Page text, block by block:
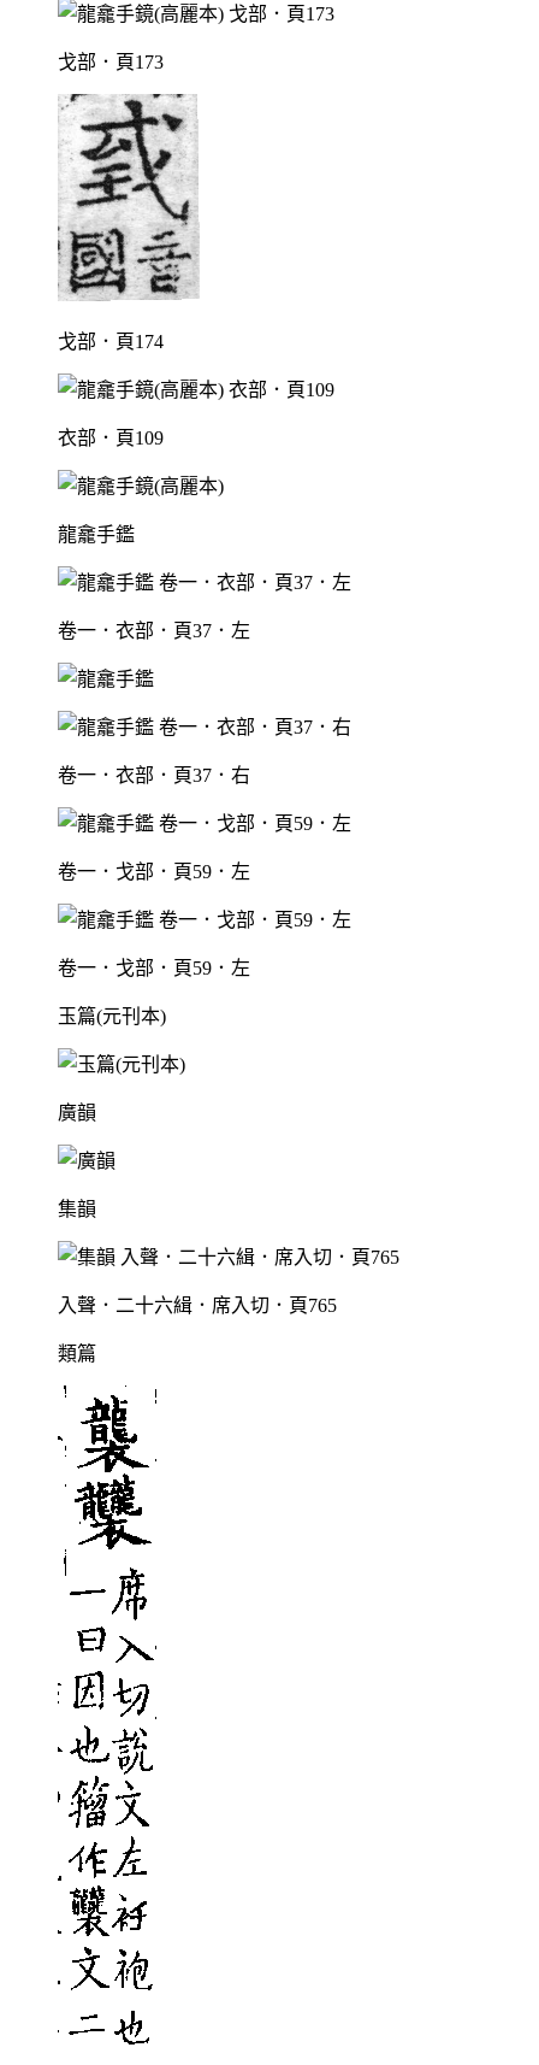
戈部．頁173
戈部．頁174
衣部．頁109
龍龕手鑑
卷一．衣部．頁37．左
卷一．衣部．頁37．右
卷一．戈部．頁59．左
卷一．戈部．頁59．左
玉篇(元刊本)
廣韻
集韻
入聲．二十六緝．席入切．頁765
類篇